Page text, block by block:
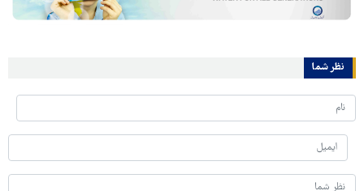
نظر شما